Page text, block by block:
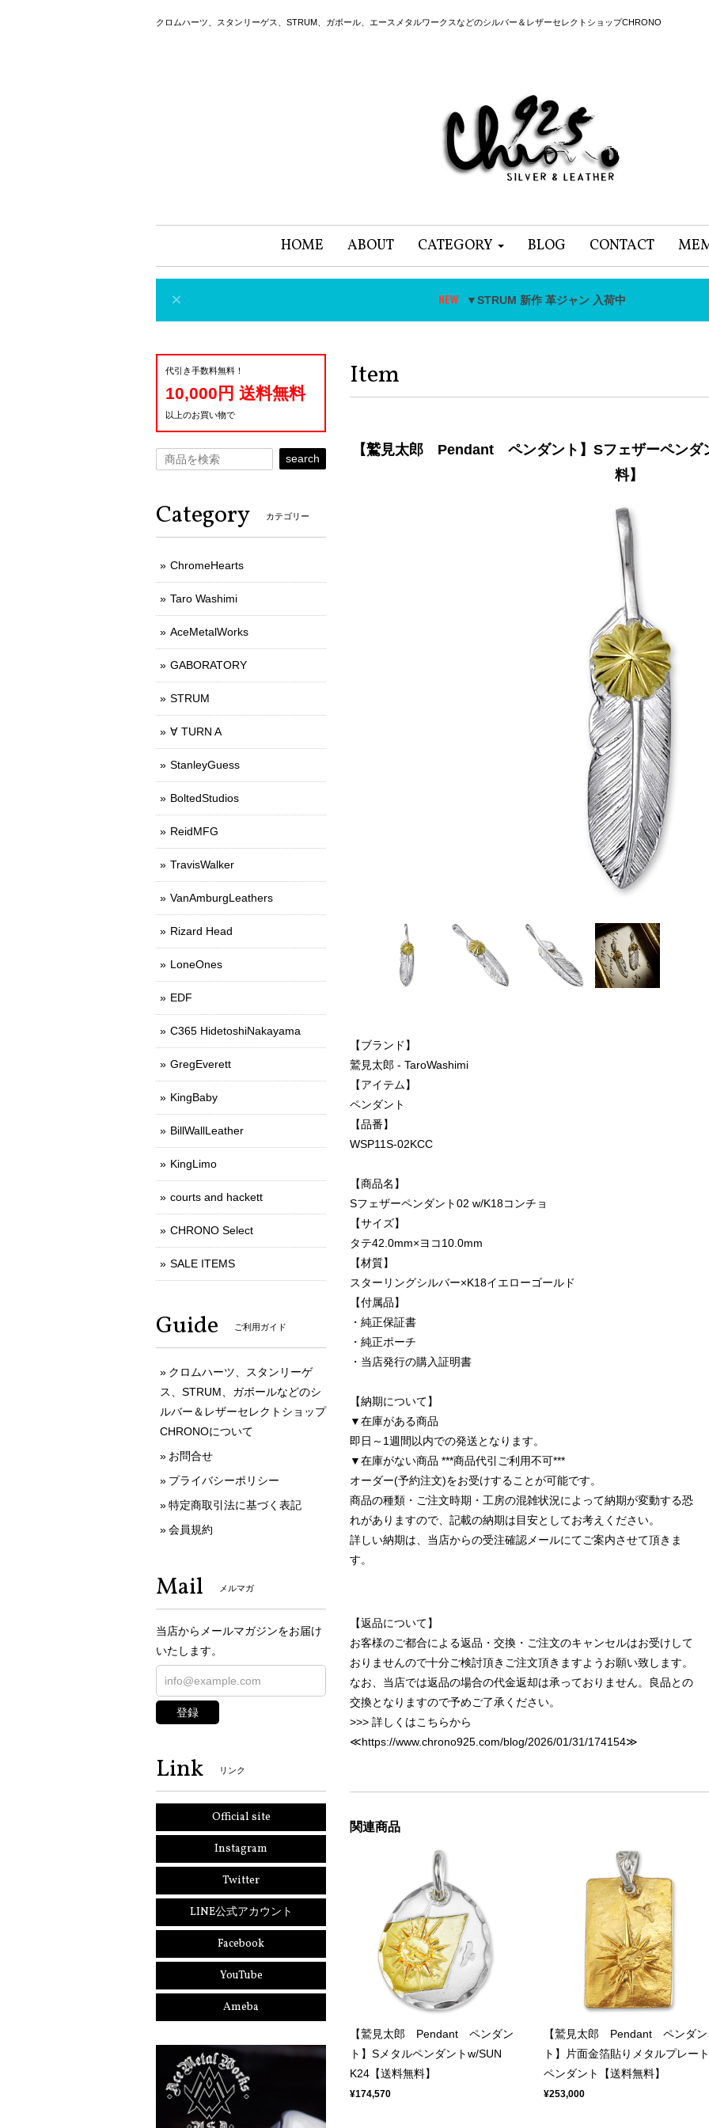
クロムハーツ、スタンリーゲス、STRUM、ガボール、エースメタルワークスなどのシルバー＆レザーセレクトショップCHRONO
HOME ABOUT CATEGORY BLOG CONTACT
▼STRUM 新作 革ジャン 入荷中
Item
【鷲見太郎 Pendant ペンダント】Sフェザーペンダ
料】
【ブランド】
鷲見太郎 - TaroWashimi
【アイテム】
ペンダント
【品番】
WSP11S-02KCC
【商品名】
Sフェザーペンダント02 w/K18コンチョ
【サイズ】
タテ42.0mm×ヨコ10.0mm
【材質】
スターリングシルバー×K18イエローゴールド
【付属品】
・純正保証書
・純正ポーチ
・当店発行の購入証明書
【納期について】
▼在庫がある商品
即日～1週間以内での発送となります。
▼在庫がない商品 ***商品代引ご利用不可***
オーダー(予約注文)をお受けすることが可能です。
商品の種類・ご注文時期・工房の混雑状況によって納期が変動する恐
れがありますので、記載の納期は目安としてお考えください。
詳しい納期は、当店からの受注確認メールにてご案内させて頂きま
す。
【返品について】
お客様のご都合による返品・交換・ご注文のキャンセルはお受けして
おりませんので十分ご検討頂きご注文頂きますようお願い致します。
なお、当店では返品の場合の代金返却は承っておりません。良品との
交換となりますので予めご了承ください。
>>> 詳しくはこちらから
≪https://www.chrono925.com/blog/2026/01/31/174154≫
関連商品
【鷲見太郎 Pendant ペンダン
ト】Sメタルペンダントw/SUN
K24【送料無料】
¥174,570
【鷲見太郎 Pendant ペンダン
ト】片面金箔貼りメタルプレート
ペンダント【送料無料】
¥253,000
代引き手数料無料！
10,000円 送料無料
以上のお買い物で
search
Category カテゴリー
ChromeHearts
Taro Washimi
AceMetalWorks
GABORATORY
STRUM
∀ TURN A
StanleyGuess
BoltedStudios
ReidMFG
TravisWalker
VanAmburgLeathers
Rizard Head
LoneOnes
EDF
C365 HidetoshiNakayama
GregEverett
KingBaby
BillWallLeather
KingLimo
courts and hackett
CHRONO Select
SALE ITEMS
Guide ご利用ガイド
クロムハーツ、スタンリーゲ
ス、STRUM、ガボールなどのシ
ルバー＆レザーセレクトショップ
CHRONOについて
お問合せ
プライバシーポリシー
特定商取引法に基づく表記
会員規約
Mail メルマガ
当店からメールマガジンをお届け
いたします。
登録
Link リンク
Official site
Instagram
Twitter
LINE公式アカウント
Facebook
YouTube
Ameba